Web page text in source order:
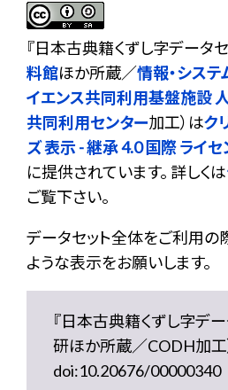
『日本古典籍くずし字データセ
料館ほか所蔵／情報・シス
イエンス共同利用基盤施設
共同利用センター加工）はク
ズ 表示 - 継承 4.0 国際 ライセ
に提供されています。 詳しくは
ご覧下さい。
データセット全体をご利用の
ような表示をお願いします。
『日本古典籍くずし字デー
研ほか所蔵／CODH加工
doi:10.20676/00000340